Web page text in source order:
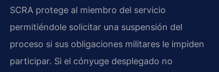
SCRA protege al miembro del servicio
permitiéndole solicitar una suspensión del
proceso si sus obligaciones militares le impiden
participar. Si el cónyuge desplegado no